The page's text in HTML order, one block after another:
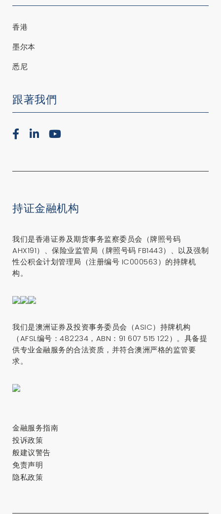
香港
墨尔本
悉尼
跟著我們
持证金融机构
我们是香港证券及期货事务监察委员会（牌照号码
AHX191）、保险业监管局（牌照号码 FB1443）、以及强制
性公积金计划管理局（注册编号 IC000563）的持牌机
构。
我们是澳洲证券及投资事务委员会（ASIC）持牌机构
（AFSL编号：482234，ABN：91 607 515 122）。具备提
供专业金融服务的合法资质，并符合澳洲严格的监管要
求。
金融服务指南
投诉政策
般建议警告
免责声明
隐私政策